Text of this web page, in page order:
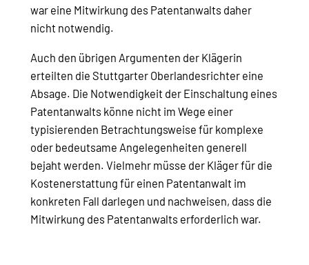
war eine Mitwirkung des Patentanwalts daher
nicht notwendig.
Auch den übrigen Argumenten der Klägerin
erteilten die Stuttgarter Oberlandesrichter eine
Absage. Die Notwendigkeit der Einschaltung eines
Patentanwalts könne nicht im Wege einer
typisierenden Betrachtungsweise für komplexe
oder bedeutsame Angelegenheiten generell
bejaht werden. Vielmehr müsse der Kläger für die
Kostenerstattung für einen Patentanwalt im
konkreten Fall darlegen und nachweisen, dass die
Mitwirkung des Patentanwalts erforderlich war.